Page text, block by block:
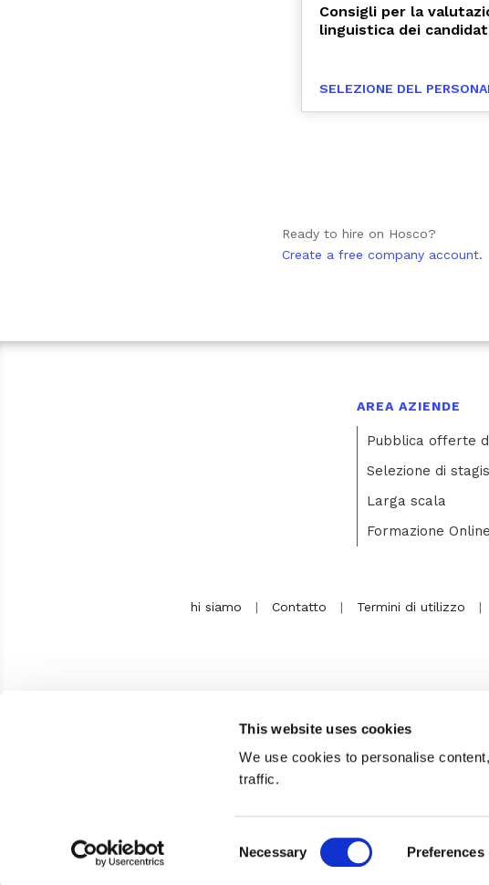
This website uses cookies
We use cookies to personalise
traffic.
Selection
Necessary Preferences
Consigli per la
linguistica dei
SELEZIONE DEL
Ready to hire on Hosco?
Create a free company account.
AREA AZIENDE
Pubblica offerte
Selezione di
Larga scala
Formazione Online
hi siamo | Contatto | Termini di utilizzo |